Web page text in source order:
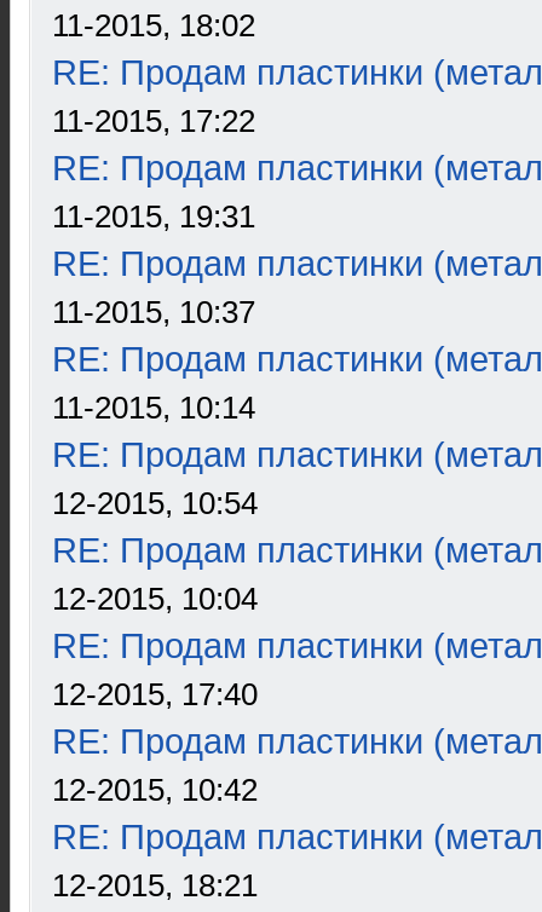
11-2015, 18:02
RE: Продам пластинки
11-2015, 17:22
RE: Продам пластинки
11-2015, 19:31
RE: Продам пластинки
11-2015, 10:37
RE: Продам пластинки
11-2015, 10:14
RE: Продам пластинки
12-2015, 10:54
RE: Продам пластинки
12-2015, 10:04
RE: Продам пластинки
12-2015, 17:40
RE: Продам пластинки
12-2015, 10:42
RE: Продам пластинки
12-2015, 18:21